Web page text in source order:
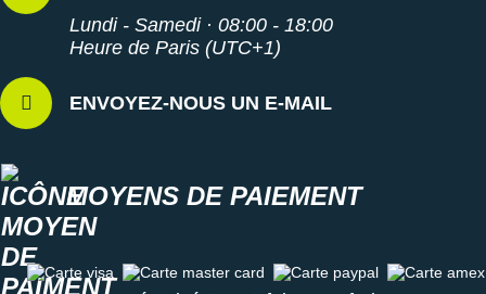
Lundi - Samedi · 08:00 - 18:00
Heure de Paris (UTC+1)
ENVOYEZ-NOUS UN E-MAIL
MOYENS DE PAIEMENT
Carte visa Carte master card Carte paypal Carte amex